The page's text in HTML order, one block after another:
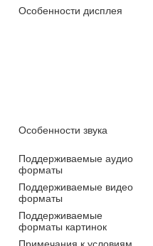
Особенности дисплея
Особенности звука
Поддерживаемые аудио
форматы
Поддерживаемые видео
форматы
Поддерживаемые
форматы картинок
Примечания к условиям